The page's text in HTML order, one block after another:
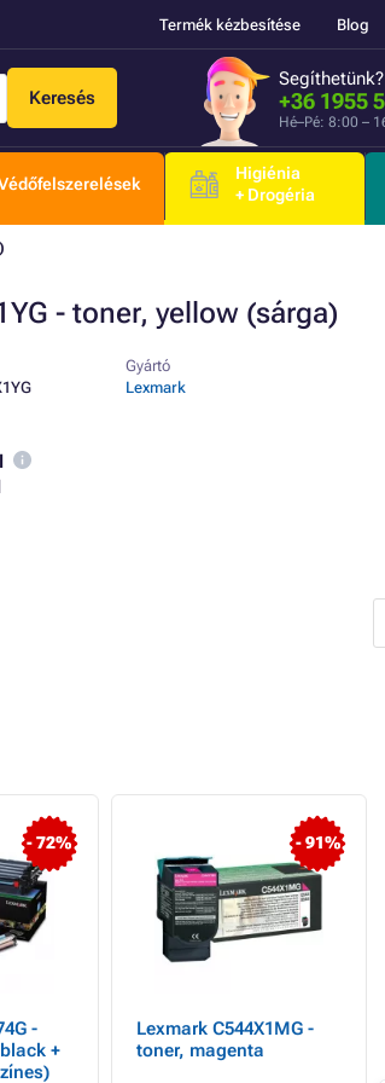
Termék kézbesítése Blog
Keresés
Segíthetünk?
+36 1955
Hé–Pé: 8:00 –
Higiénia
+ Drogéria
- toner, yellow (sárga)
Gyártó
Lexmark
- 72%
-
+
- 91%
Lexmark C544X1MG -
toner, magenta